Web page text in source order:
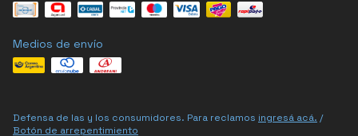
Medios de envío
Defensa de las y los consumidores. Para reclamos ingresá acá. /
Botón de arrepentimiento